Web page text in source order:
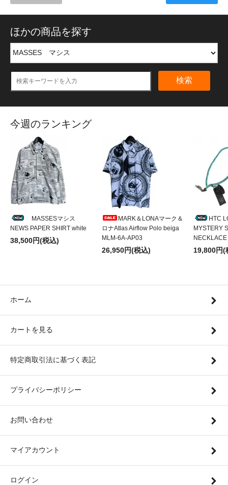
ほかの商品を探す
検索
今週のランキング
MASSESマシス
NEWS PAPER SHIRT white
38,500円(税込)
MARK＆LONAマーク＆
ロナAtlas Airflow Polo beiga
MLM-6A-AP03
26,950円(税込)
HTC
MYSTERY
19,800円(
ホーム
カートを見る
特定商取引法に基づく表記
プライバシーポリシー
お問い合わせ
マイアカウント
ログイン